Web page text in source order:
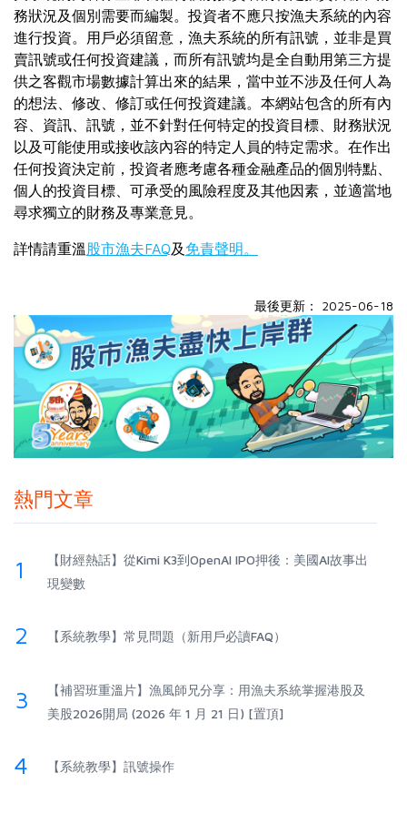
務狀況及個別需要而編製。投資者不應只按漁夫系統的內容
進行投資。用戶必須留意，漁夫系統的所有訊號，並非是買
賣訊號或任何投資建議，而所有訊號均是全自動用第三方提
供之客觀市場數據計算出來的結果，當中並不涉及任何人為
的想法、修改、修訂或任何投資建議。本網站包含的所有內
容、資訊、訊號，並不針對任何特定的投資目標、財務狀況
以及可能使用或接收該內容的特定人員的特定需求。在作出
任何投資決定前，投資者應考慮各種金融產品的個別特點、
個人的投資目標、可承受的風險程度及其他因素，並適當地
尋求獨立的財務及專業意見。
詳情請重溫 股市漁夫FAQ及 免責聲明。
最後更新： 2025-06-18
熱門文章
1
【財經熱話】從Kimi K3到OpenAI IPO押後：美國AI故事出
現變數
2 【系統教學】常見問題（新用戶必讀FAQ）
3
【補習班重溫片】漁風師兄分享：用漁夫系統掌握港股及
美股2026開局 (2026 年 1 月 21 日) [置頂]
4 【系統教學】訊號操作